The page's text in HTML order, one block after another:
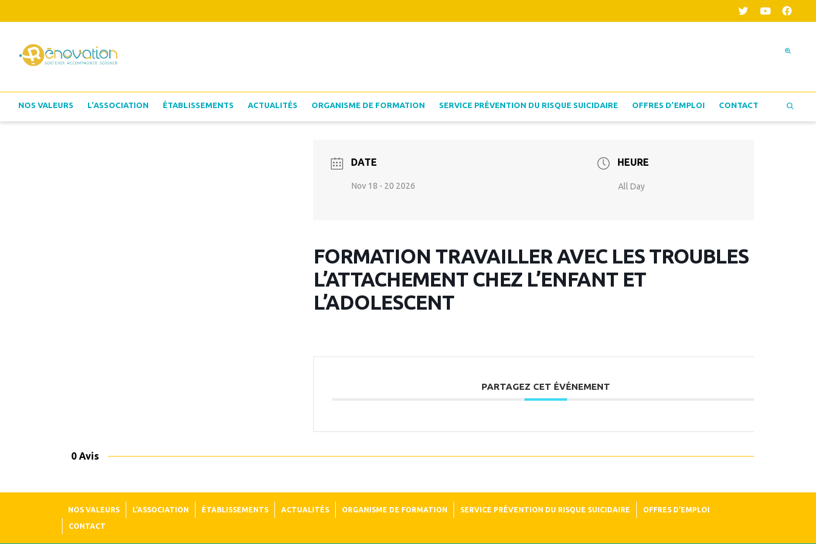
NOS VALEURS L’ASSOCIATION ÉTABLISSEMENTS ACTUALITÉS ORGANISME DE FORMATION SERVICE PRÉVENTION DU RISQUE SUICIDAIRE OFFRES D’EMPLOI CONTACT
DATE
Nov 18 - 20 2026
HEURE
All Day
FORMATION TRAVAILLER AVEC LES TROUBLES DE
L’ATTACHEMENT CHEZ L’ENFANT ET
L’ADOLESCENT
PARTAGEZ CET ÉVÉNEMENT
0 Avis
NOS VALEURS L’ASSOCIATION ÉTABLISSEMENTS ACTUALITÉS ORGANISME DE FORMATION SERVICE PRÉVENTION DU RISQUE SUICIDAIRE OFFRES D’EMPLOI
CONTACT